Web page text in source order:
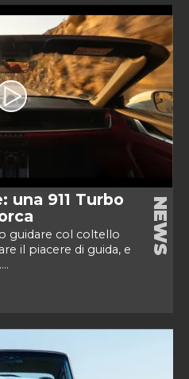
una 911 Turbo
guidare col coltello
il piacere di guida, e
NEWS